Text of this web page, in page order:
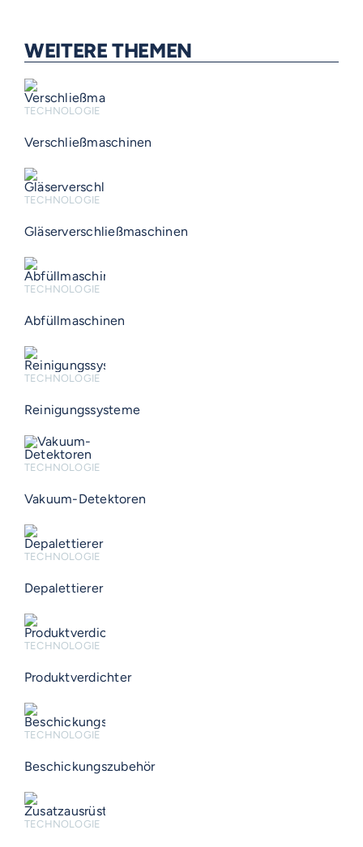
WEITERE THEMEN
TECHNOLOGIE
Verschließmaschinen
TECHNOLOGIE
Gläserverschließmaschinen
TECHNOLOGIE
Abfüllmaschinen
TECHNOLOGIE
Reinigungssysteme
TECHNOLOGIE
Vakuum-Detektoren
TECHNOLOGIE
Depalettierer
TECHNOLOGIE
Produktverdichter
TECHNOLOGIE
Beschickungszubehör
TECHNOLOGIE